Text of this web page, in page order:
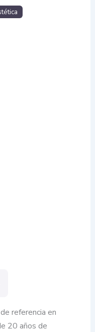
referencia en
20 años de